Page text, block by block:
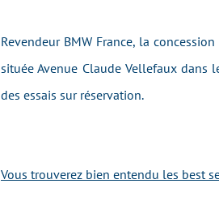
Revendeur BMW France, la
situéeAvenue Claude Vellefauxdans
des essais sur réservation.
Vous trouverez bien entendu les best